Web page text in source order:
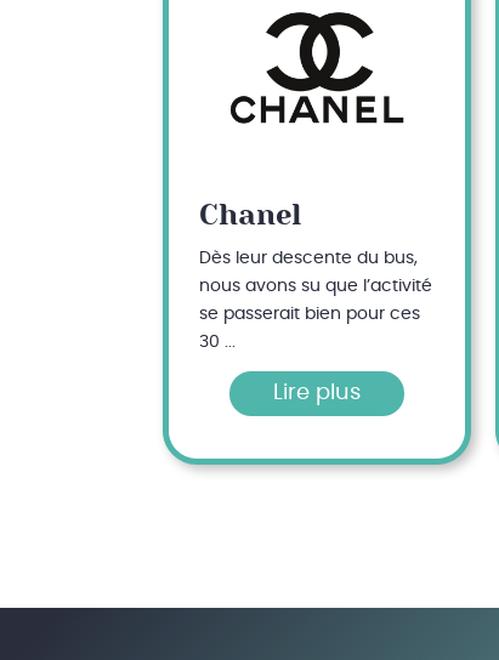
Chanel
Dès leur descente du bus,
nous avons su que l’activité
se passerait bien pour ces
30 ...
Lire plus